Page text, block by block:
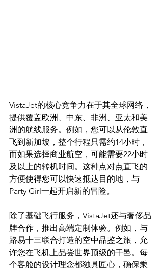
VistaJet的核心竞争力在于其全球网络，
提供覆盖欧洲、中东、非洲、亚太和美
洲的航线服务。例如，您可以从伦敦直
飞到新加坡，整个行程只需约14小时，
而如果选择商业航空，可能需要22小时
及以上的转机时间。这种点对点直飞的
方便使得您可以快速抵达目的地，与
Party Girl一起开启新的冒险。
除了基础飞行服务，VistaJet还与奢侈品
牌合作，推出高端定制体验。例如，与
路易十三联合打造的空中品鉴之旅，允
许您在飞机上品尝世界顶级的干邑。每
个客舱的设计理念都独具匠心，确保乘